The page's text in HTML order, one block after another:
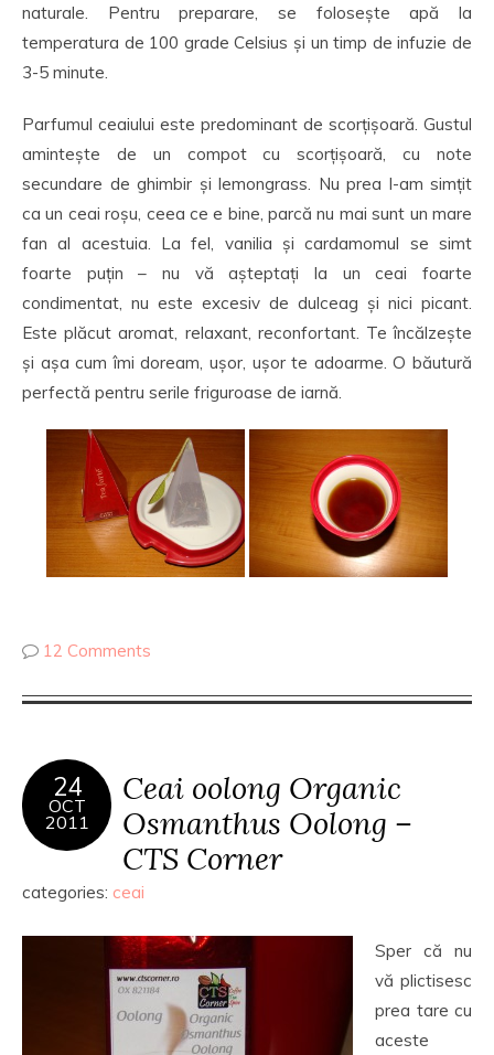
naturale. Pentru preparare, se folosește apă la
temperatura de 100 grade Celsius și un timp de infuzie de
3-5 minute.
Parfumul ceaiului este predominant de scorțișoară. Gustul
amintește de un compot cu scorțișoară, cu note
secundare de ghimbir și lemongrass. Nu prea l-am simțit
ca un ceai roșu, ceea ce e bine, parcă nu mai sunt un mare
fan al acestuia. La fel, vanilia și cardamomul se simt
foarte puțin – nu vă așteptați la un ceai foarte
condimentat, nu este excesiv de dulceag și nici picant.
Este plăcut aromat, relaxant, reconfortant. Te încălzește
și așa cum îmi doream, ușor, ușor te adoarme. O băutură
perfectă pentru serile friguroase de iarnă.
12 Comments
24
OCT
2011
Ceai oolong Organic
Osmanthus Oolong –
CTS Corner
categories: ceai
Sper că nu
vă plictisesc
prea tare cu
aceste